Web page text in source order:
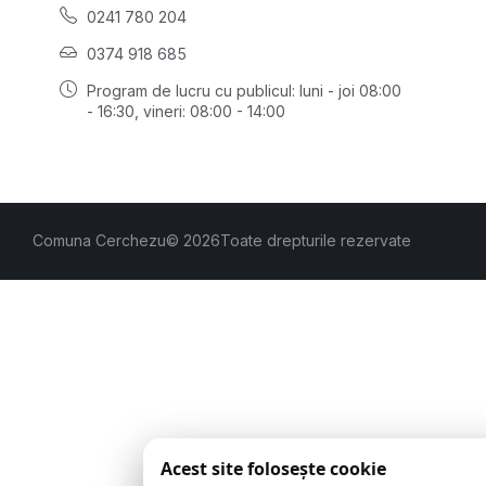
0241 780 204
0374 918 685
Program de lucru cu publicul: luni - joi 08:00
- 16:30 , vineri: 08:00 - 14:00
Comuna Cerchezu© 2026Toate drepturile rezervate
Acest site folosește cookie